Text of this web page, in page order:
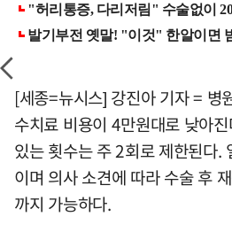
[세종=뉴시스] 강진아 기자 = 병
수치료 비용이 4만원대로 낮아
있는 횟수는 주 2회로 제한된다.
이며 의사 소견에 따라 수술 후
까지 가능하다.